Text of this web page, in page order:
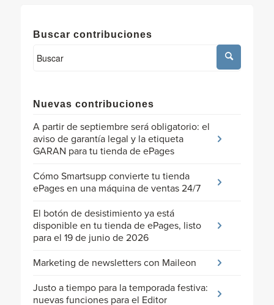
Buscar contribuciones
Nuevas contribuciones
A partir de septiembre será obligatorio: el
aviso de garantía legal y la etiqueta
GARAN para tu tienda de ePages
Cómo Smartsupp convierte tu tienda
ePages en una máquina de ventas 24/7
El botón de desistimiento ya está
disponible en tu tienda de ePages, listo
para el 19 de junio de 2026
Marketing de newsletters con Maileon
Justo a tiempo para la temporada festiva:
nuevas funciones para el Editor